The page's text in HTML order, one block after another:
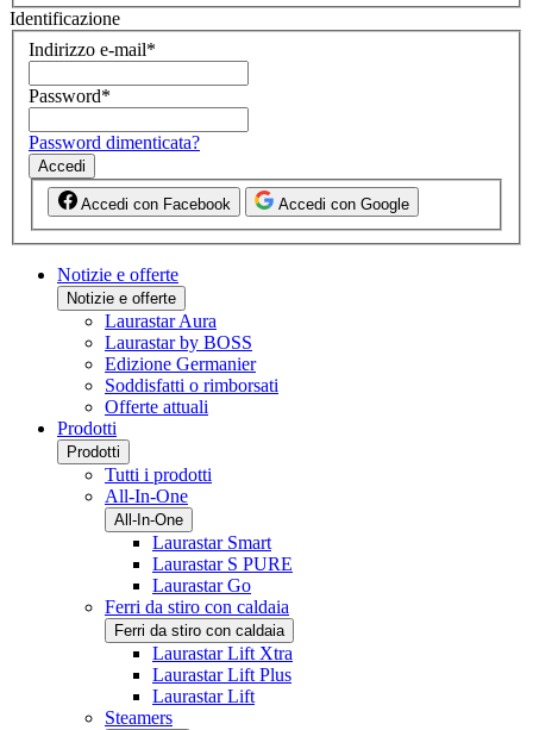
Identificazione
Indirizzo e-mail*
Password*
Password dimenticata?
Accedi
Accedi con Facebook Accedi con Google
Notizie e offerte
Notizie e offerte
Laurastar Aura
Laurastar by BOSS
Edizione Germanier
Soddisfatti o rimborsati
Offerte attuali
Prodotti
Prodotti
Tutti i prodotti
All-In-One
All-In-One
Laurastar Smart
Laurastar S PURE
Laurastar Go
Ferri da stiro con caldaia
Ferri da stiro con caldaia
Laurastar Lift Xtra
Laurastar Lift Plus
Laurastar Lift
Steamers